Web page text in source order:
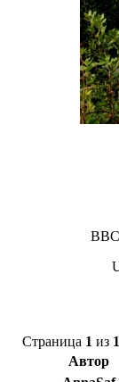
Страница 1 из 1
Автор